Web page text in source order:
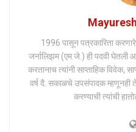
1996 पासून पत्रकारिता
जर्नालिझम (एम.जे.) ही पदवी घेतली
करतानाच त्यांनी साप्ताहिक विवेक,
वर्ष दै. सकाळचे उपसंपादक म्हणूनही ते
करण्याची त्यांची